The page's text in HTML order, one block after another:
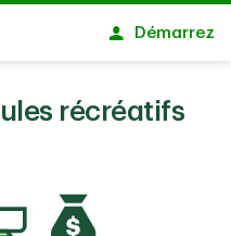
Démarrez
récréatifs